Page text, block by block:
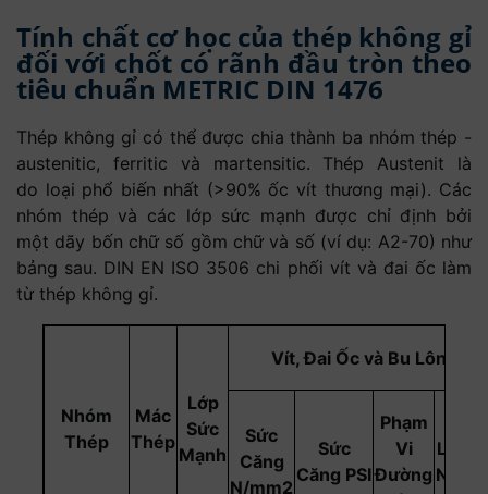
Tính chất cơ học của thép không gỉ
đối với chốt có rãnh đầu tròn theo
tiêu chuẩn METRIC DIN 1476
Thép không gỉ có thể được chia thành ba nhóm thép -
austenitic, ferritic và martensitic. Thép Austenit là
do loại phổ biến nhất (>90% ốc vít thương mại). Các
nhóm thép và các lớp sức mạnh được chỉ định bởi
một dãy bốn chữ số gồm chữ và số (ví dụ: A2-70) như
bảng sau. DIN EN ISO 3506 chi phối vít và đai ốc làm
từ thép không gỉ.
Nhóm
Thép
Mác
Thép
Lớp
Sức
Mạnh
Vít, Đai Ốc và Bu Lông
Sức
Căng
N/mm2
Sức
Căng PSI
Phạm
Vi
Đường
Lực
N/